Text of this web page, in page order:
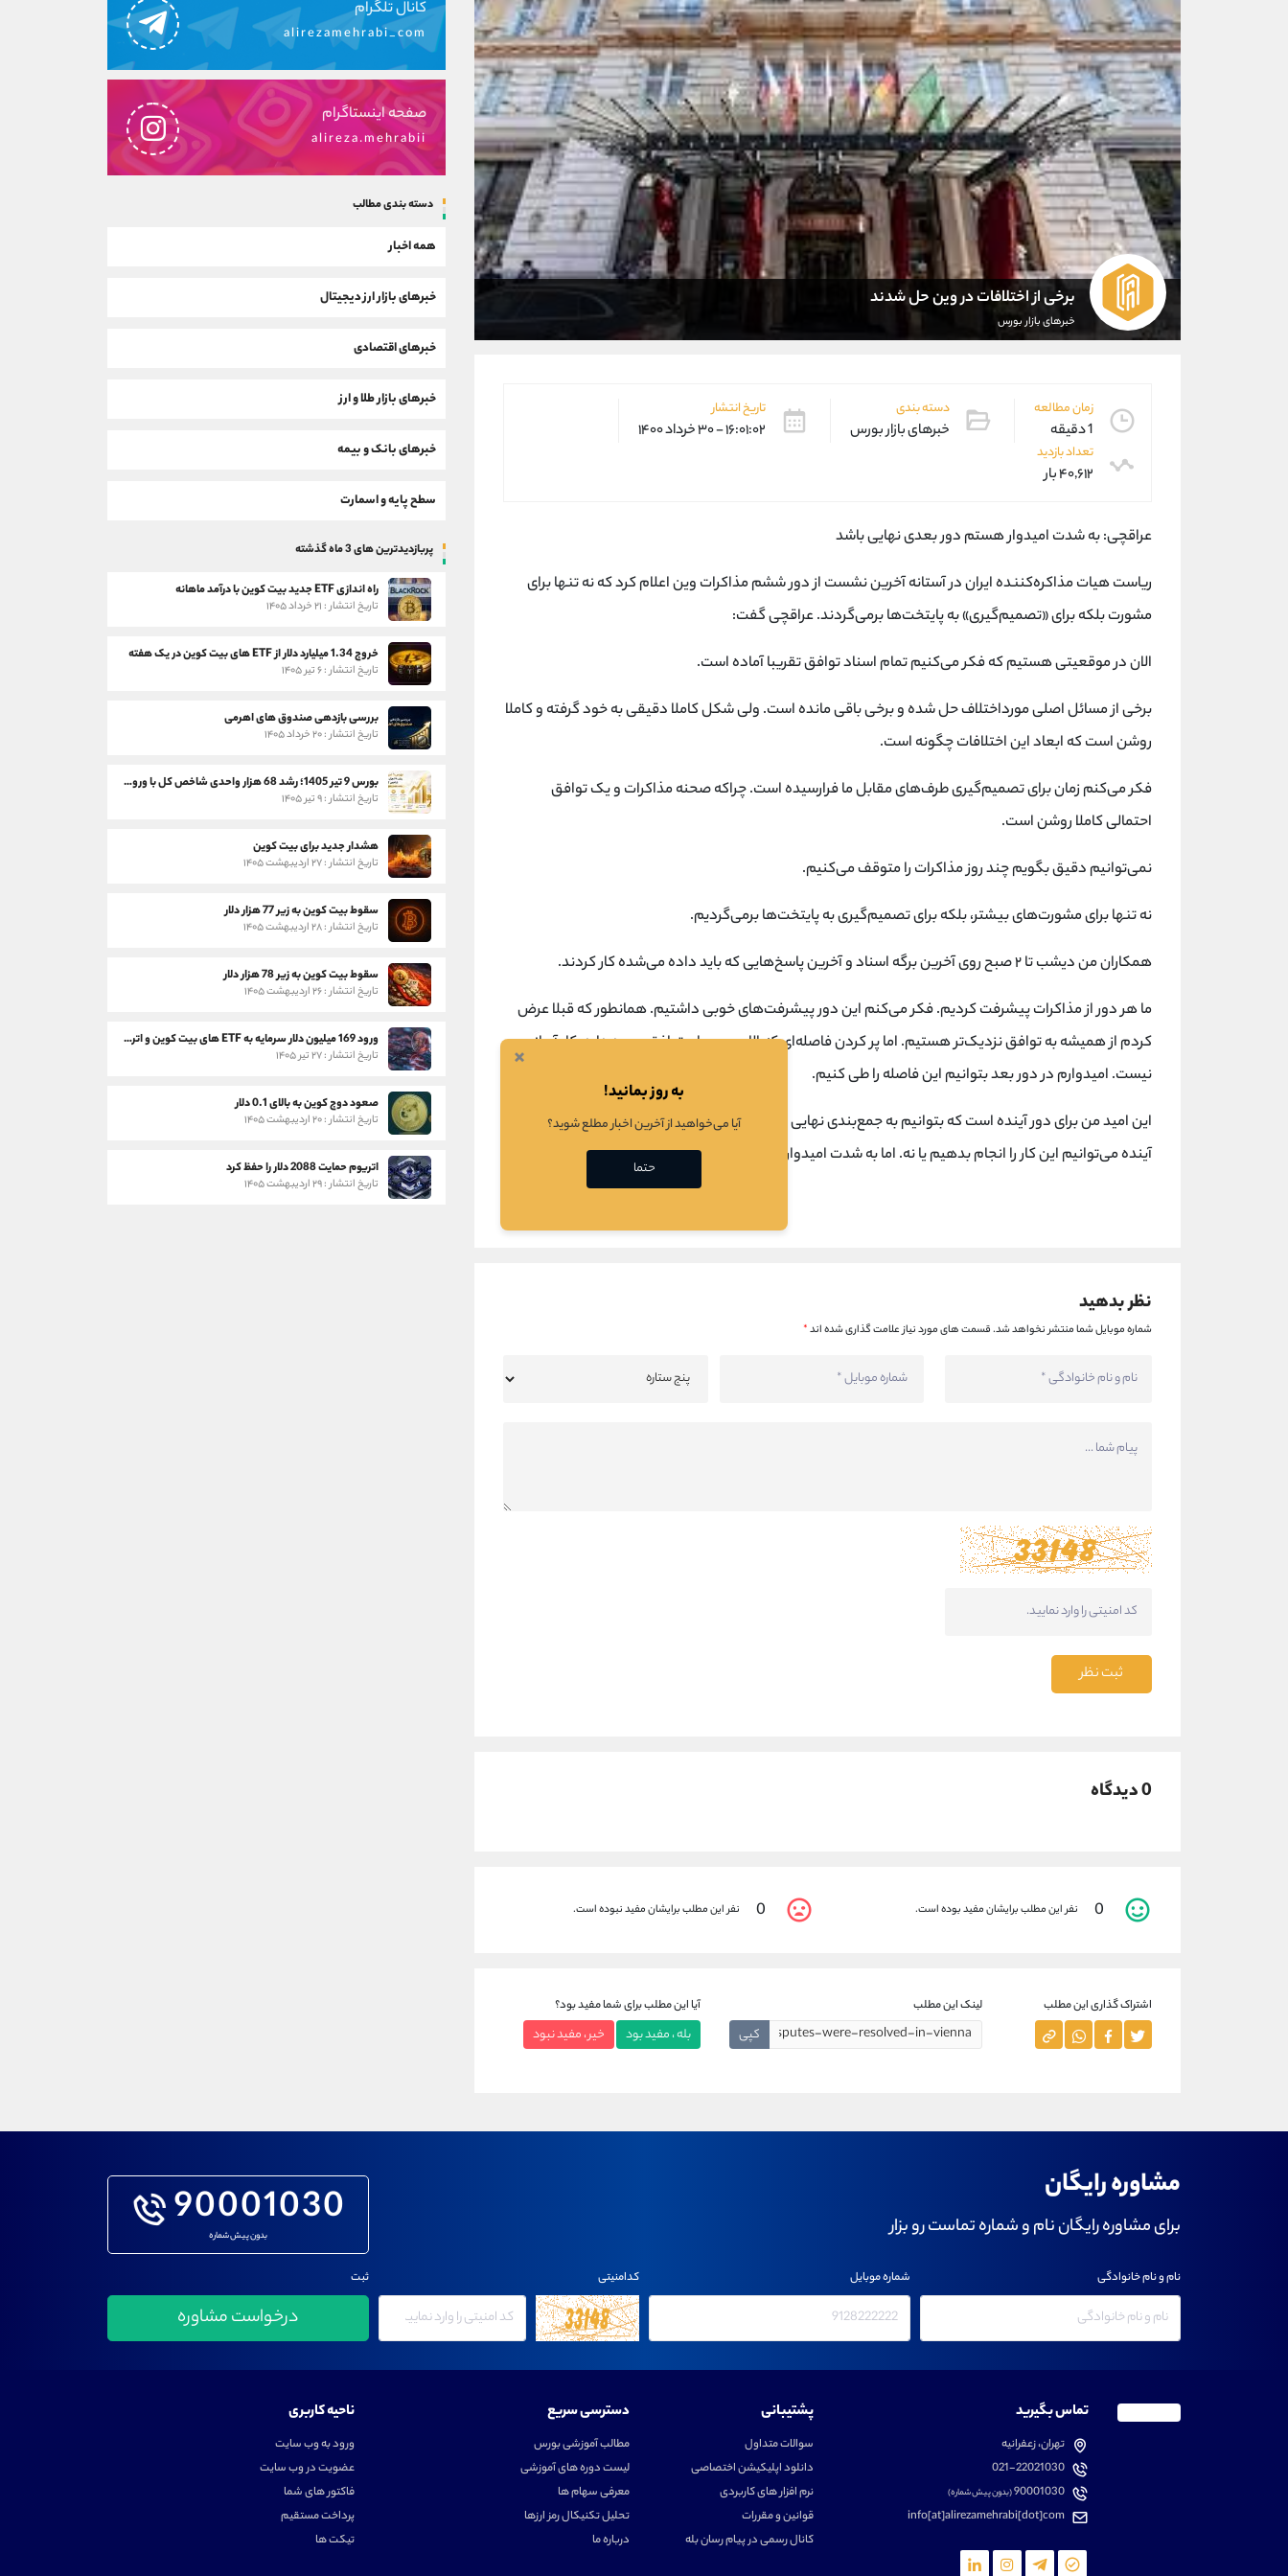
برخی از اختلافات در وین حل شدند
خبرهای بازار بورس
زمان مطالعه
1 دقیقه
دسته بندی
خبرهای بازار بورس
تاریخ انتشار
۱۶:۰۱:۰۲ - ۳۰ خرداد ۱۴۰۰
تعداد بازدید
۴۰,۶۱۲ بار
عراقچی: به شدت امیدوار هستم دور بعدی نهایی باشد
ریاست هیات مذاکره‌کننده ایران در آستانه آخرین نشست از دور ششم مذاکرات وین اعلام کرد که نه تنها برای
مشورت بلکه برای «تصمیم‌گیری» به پایتخت‌ها برمی‌گردند. عراقچی گفت:
الان در موقعیتی هستیم که فکر می‌کنیم تمام اسناد توافق تقریبا آماده است.
برخی از مسائل اصلی مورداختلاف حل شده و برخی باقی مانده است. ولی شکل کاملا دقیقی به خود گرفته و کاملا
روشن است که ابعاد این اختلافات چگونه است.
فکر می‌کنم زمان برای تصمیم‌گیری طرف‌های مقابل ما فرارسیده است. چراکه صحنه مذاکرات و یک توافق
احتمالی کاملا روشن است.
نمی‌توانیم دقیق بگویم چند روز مذاکرات را متوقف می‌کنیم.
نه تنها برای مشورت‌های بیشتر، بلکه برای تصمیم‌گیری به پایتخت‌ها برمی‌گردیم.
همکاران من دیشب تا ۲ صبح روی آخرین برگه اسناد و آخرین پاسخ‌هایی که باید داده می‌شده کار کردند.
ما هر دور از مذاکرات پیشرفت کردیم. فکر می‌کنم این دور پیشرفت‌های خوبی داشتیم. همانطور که قبلا عرض
کردم از همیشه به توافق نزدیک‌تر هستیم. اما پر کردن فاصله‌ای که الان بین ما و توافق وجود دارد، کار آسانی
نیست. امیدوارم در دور بعد بتوانیم این فاصله را طی کنیم.
این امید من برای دور آینده است که بتوانیم به جمع‌بندی نهایی برسیم. قطعا نمی‌توان پیش‌بینی کرد که در دور
آینده می‌توانیم این کار را انجام بدهیم یا نه. اما به شدت امیدوار هستم.
نظر بدهید
شماره موبایل شما منتشر نخواهد شد.قسمت های مورد نیاز علامت گذاری شده اند*
ثبت نظر
0 دیدگاه
0 نفر این مطلب برایشان مفید بوده است. 0 نفر این مطلب برایشان مفید نبوده است.
اشتراک گذاری این مطلب لینک این مطلب
کپی
آیا این مطلب برای شما مفید بود؟
بله ، مفید بود خیر ، مفید نبود
کانال تلگرام
alirezamehrabi_com
صفحه اینستاگرام
alireza.mehrabii
دسته بندی مطالب
همه اخبار
خبرهای بازار ارز دیجیتال
خبرهای اقتصادی
خبرهای بازار طلا و ارز
خبرهای بانک و بیمه
سطح پایه و اسمارت
پربازدیدترین های 3 ماه گذشته
راه اندازی ETF جدید بیت کوین با درآمد ماهانه
تاریخ انتشار : ۲۱ خرداد ۱۴۰۵
خروج 1.34 میلیارد دلار از ETF های بیت کوین در یک هفته
تاریخ انتشار : ۶ تیر ۱۴۰۵
بررسی بازدهی صندوق های اهرمی
تاریخ انتشار : ۲۰ خرداد ۱۴۰۵
بورس 9 تیر 1405؛ رشد 68 هزار واحدی شاخص کل با ورود 3 همت پول حقیقی
تاریخ انتشار : ۹ تیر ۱۴۰۵
هشدار جدید برای بیت کوین
تاریخ انتشار : ۲۷ اردیبهشت ۱۴۰۵
سقوط بیت کوین به زیر 77 هزار دلار
تاریخ انتشار : ۲۸ اردیبهشت ۱۴۰۵
سقوط بیت کوین به زیر 78 هزار دلار
تاریخ انتشار : ۲۶ اردیبهشت ۱۴۰۵
ورود 169 میلیون دلار سرمایه به ETF های بیت کوین و اتریوم
تاریخ انتشار : ۲۷ تیر ۱۴۰۵
صعود دوج کوین به بالای 0.1 دلار
تاریخ انتشار : ۲۰ اردیبهشت ۱۴۰۵
اتریوم حمایت 2088 دلار را حفظ کرد
تاریخ انتشار : ۲۹ اردیبهشت ۱۴۰۵
مشاوره رایگان
برای مشاوره رایگان نام و شماره تماست رو بزار 90001030
بدون پیش شماره
نام و نام خانوادگی شماره موبایل کدامنیتی ثبت
تماس بگیرید
تهران، زعفرانیه
021-22021030
90001030(بدون پیش شماره)
info[at]alirezamehrabi[dot]com
پشتیبانی
سوالات متداول
دانلود اپلیکیشن اختصاصی
نرم افزار های کاربردی
قوانین و مقررات
کانال رسمی در پیام رسان بله
دسترسی سریع
مطالب آموزشی بورس
لیست دوره های آموزشی
معرفی سهام ها
تحلیل تکنیکال رمز ارزها
درباره ما
ناحیه کاربری
ورود به وب سایت
عضویت در وب سایت
فاکتور های شما
پرداخت مستقیم
تیکت ها
×
به روز بمانید!
آیا می‌خواهید از آخرین اخبار مطلع شوید؟
حتما